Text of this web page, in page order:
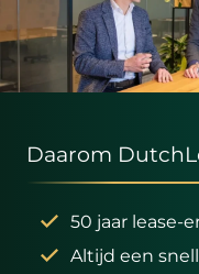
Daarom
50 jaar lease-
Altijd een